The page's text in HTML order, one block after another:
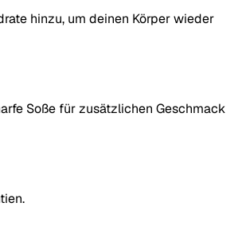
hinzu, um deinen Körper wieder
Soße für zusätzlichen Geschmack